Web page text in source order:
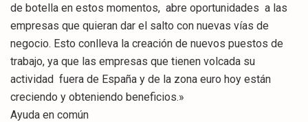
de botella en estos momentos, abre oportunidades a las
empresas que quieran dar el salto con nuevas vías de
negocio. Esto conlleva la creación de nuevos puestos de
trabajo, ya que las empresas que tienen volcada su
actividad fuera de España y de la zona euro hoy están
creciendo y obteniendo beneficios.»
Ayuda en común